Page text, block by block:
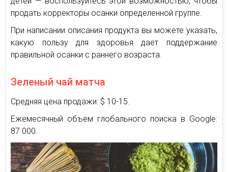
продать корректоры осанки определенной группе.
При написании описания продукта вы можете указать,
какую пользу для здоровья дает поддержание
правильной осанки с раннего возраста.
Зеленый чай матча
Средняя цена продажи: $ 10-15.
Ежемесячный объем глобального поиска в Google:
87 000.